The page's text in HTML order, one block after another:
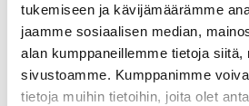
tukemiseen ja kävijämäärämme
jaamme sosiaalisen median,
alan kumppaneillemme tietoja siitä,
sivustoamme. Kumppanimme
tietoja muihin tietoihin, joita olet
Moottorisuoja / Suoja
Sisäänrakennettu
lämpökytkin
moottorisuoja,